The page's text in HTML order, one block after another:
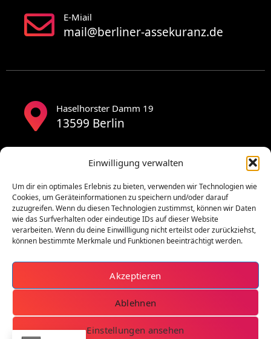
Einwilligung verwalten
Um dir ein optimales Erlebnis zu bieten, verwenden wir Technologien wie
Cookies, um Geräteinformationen zu speichern und/oder darauf
zuzugreifen. Wenn du diesen Technologien zustimmst, können wir Daten
wie das Surfverhalten oder eindeutige IDs auf dieser Website
verarbeiten. Wenn du deine Einwillligung nicht erteilst oder zurückziehst,
können bestimmte Merkmale und Funktionen beeinträchtigt werden.
Akzeptieren
Ablehnen
Einstellungen ansehen
E-Miail
mail@berliner-assekuranz.de
Haselhorster Damm 19
13599 Berlin